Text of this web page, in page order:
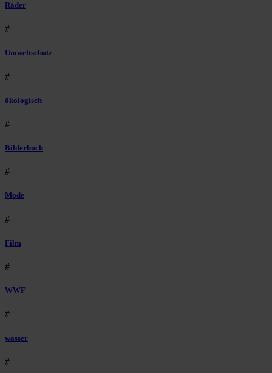
Räder
#
Umweltschutz
#
ökologisch
#
Bilderbuch
#
Mode
#
Film
#
WWF
#
wasser
#